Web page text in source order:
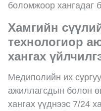
боломжоор хангадаг
Хамгийн
технологиор
хангах
Медиполийн их
ажиллагсдын болон
хангах үүднээс 7/24